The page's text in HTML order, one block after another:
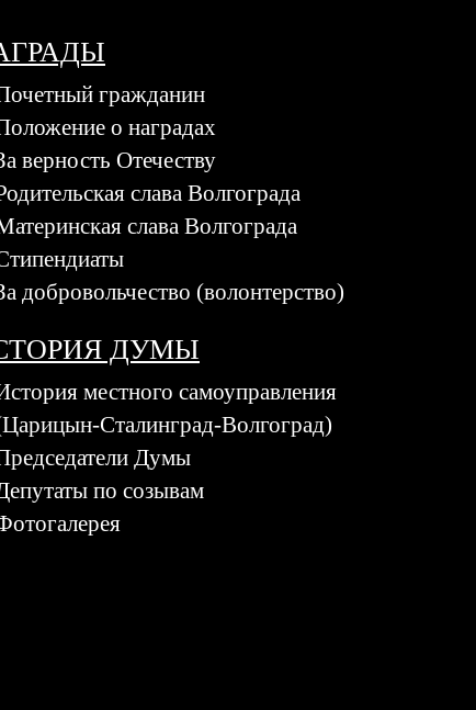
гражданин
о наградах
верность Отечеству
слава Волгограда
слава Волгограда
добровольчество (волонтерство)
ДУМЫ
местного самоуправления
Сталинград-Волгоград)
Думы
по созывам